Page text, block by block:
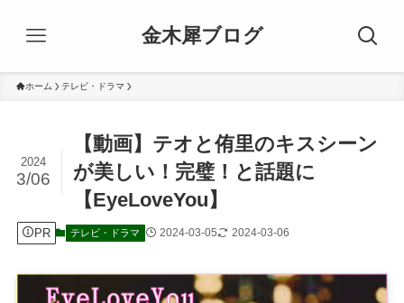
金木犀ブログ
ホーム テレビ・ドラマ
【動画】テオと侑里のキスシーン
が美しい！完璧！と話題に
【EyeLoveYou】
2024
3/06
PR テレビ・ドラマ 2024-03-05 2024-03-06